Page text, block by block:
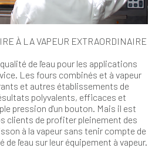
À LA VAPEUR EXTRAORDINAIRE
de l'eau pour les applications
Les fours combinés et à vapeur
et autres établissements de
polyvalents, efficaces et
pression d'un bouton. Mais il est
clients de profiter pleinement des
à la vapeur sans tenir compte de
de l'eau sur leur équipement à vapeur.